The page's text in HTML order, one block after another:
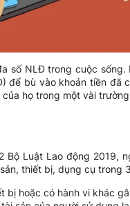
số NLĐ trong cuộc
để bù vào khoản tiền
họ trong một vài
Bộ Luật Lao động
thiết bị, dụng cụ trong
bị hoặc có hành vi khác